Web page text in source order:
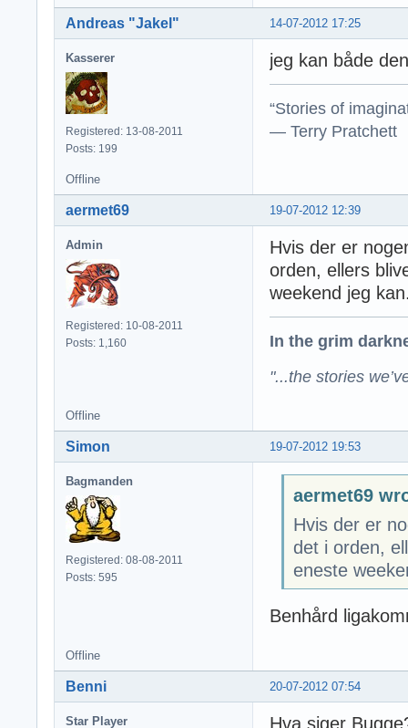
14-07-2012 17:25
Andreas "Jakel"
Kasserer
Registered: 13-08-2011
Posts: 199
jeg kan både
“Stories of
― Terry Pratchett
Offline
19-07-2012 12:39
aermet69
Admin
Registered: 10-08-2011
Posts: 1,160
Hvis der er
orden, ellers
weekend jeg
In the grim
"...the stories
Offline
19-07-2012 19:53
Simon
Bagmanden
Registered: 08-08-2011
Posts: 595
aermet69
Hvis der er
det i orden,
eneste
Benhård
Offline
20-07-2012 07:54
Benni
Star Player Hva siger